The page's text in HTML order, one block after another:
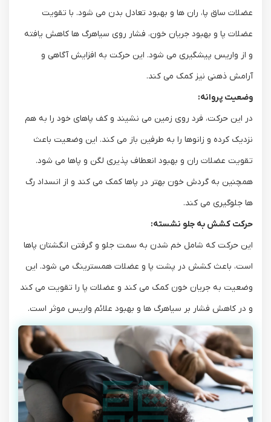
عضلات ساق پا، ران‌ ها و بهبود تعادل بدن می‌ شود. با تقویت
عضلات پا و بهبود جریان خون، فشار روی سیاهرگ ‌ها کاهش یافته
و از واریس پیشگیری می ‌شود. این حرکت به افزایش آگاهی و
آرامش ذهنی نیز کمک می ‌کند.
وضعیت پروانه:
در این حرکت، فرد روی زمین می ‌نشیند و کف پاهای خود را به هم
نزدیک کرده و زانوها را به طرفین باز می ‌کند. این وضعیت باعث
تقویت عضلات ران و بهبود انعطاف ‌پذیری لگن و پاها می ‌شود.
همچنین به گردش خون بهتر در پاها کمک می ‌کند و از انسداد رگ
‌ها جلوگیری می ‌کند.
حرکت کشش به جلو نشسته:
این حرکت که شامل خم شدن به سمت جلو و گرفتن انگشتان پاها
است، باعث کشش در پشت پا و عضلات همسترینگ می‌ شود. این
وضعیت به جریان خون کمک می ‌کند و عضلات پا را تقویت می ‌کند
و در کاهش فشار بر سیاهرگ‌ ها و بهبود علائم واریس موثر است.